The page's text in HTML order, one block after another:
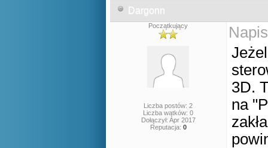
Dargonn
Początkujący
Liczba postów: 2
Liczba wątków: 0
Dołączył: Apr 2017
Reputacja: 0
3D.
na